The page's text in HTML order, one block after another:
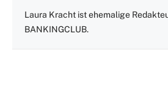
Laura Kracht ist ehemalige
BANKINGCLUB.